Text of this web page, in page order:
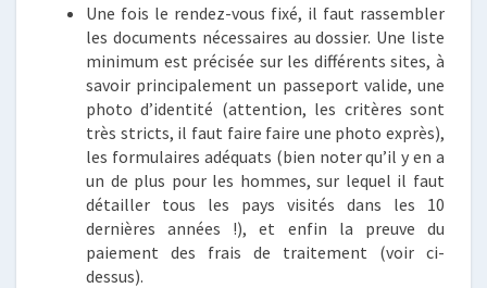
Une fois le rendez-vous fixé, il faut rassembler
les documents nécessaires au dossier. Une liste
minimum est précisée sur les différents sites, à
savoir principalement un passeport valide, une
photo d’identité (attention, les critères sont
très stricts, il faut faire faire une photo exprès),
les formulaires adéquats (bien noter qu’il y en a
un de plus pour les hommes, sur lequel il faut
détailler tous les pays visités dans les 10
dernières années !), et enfin la preuve du
paiement des frais de traitement (voir ci-
dessus).